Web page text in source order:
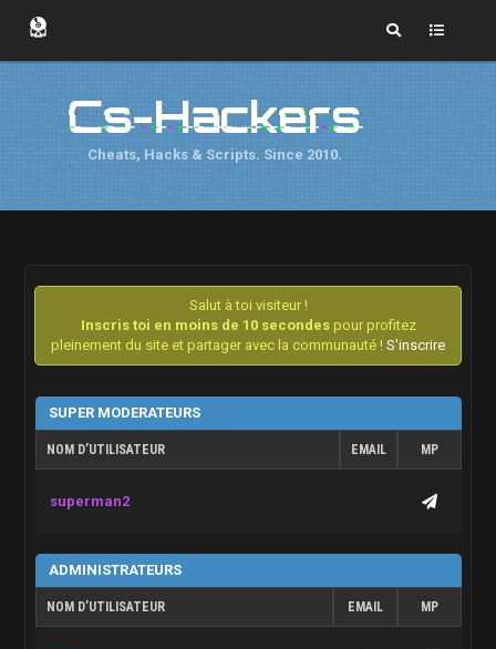
Cs-Hackers
Cheats, Hacks & Scripts. Since 2010.
Salut à toi visiteur !
Inscris toi en moins de 10 secondespour profitez
pleinement du site et partager avec la communauté ! S'inscrire
SUPER MODERATEURS
NOM D’UTILISATEUR EMAIL MP
superman2
ADMINISTRATEURS
NOM D’UTILISATEUR EMAIL MP